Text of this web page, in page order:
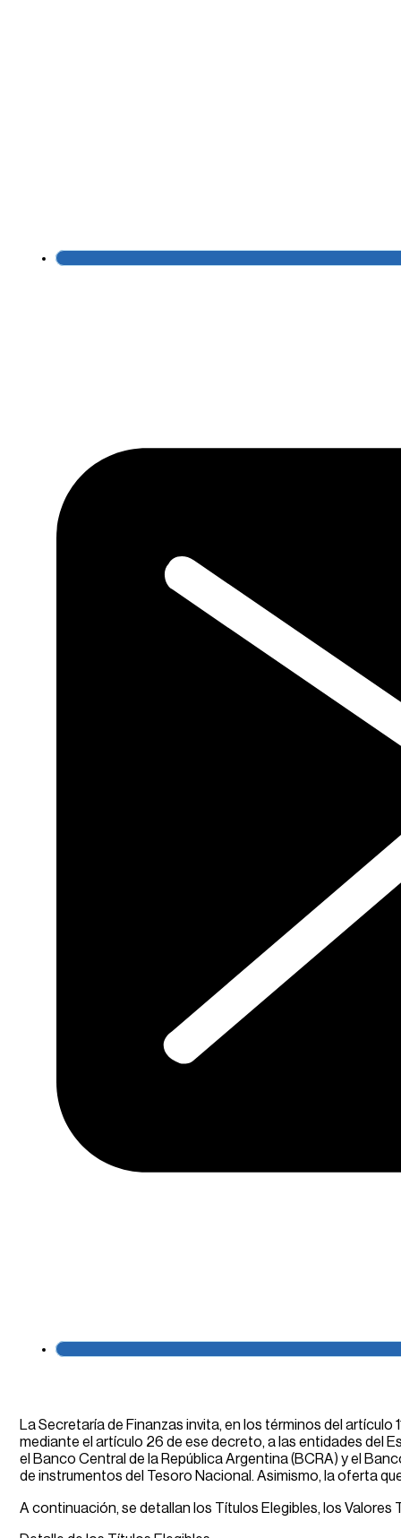
La Secretaría de Finanzas invita, en los términos del
mediante el artículo 26 de ese decreto, a las entidades del
el Banco Central de la República Argentina (BCRA) y el
de instrumentos del Tesoro Nacional. Asimismo, la oferta
A continuación, se detallan los Títulos Elegibles, los